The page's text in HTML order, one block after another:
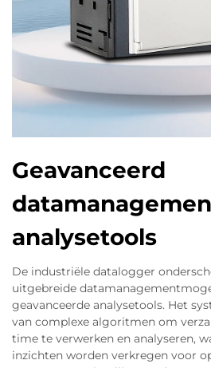
Geavanceerd
analysetools
De industriële datalogger
uitgebreide
geavanceerde analysetools. Het
van complexe algoritmen om
time te verwerken en analyseren,
inzichten worden verkregen voor